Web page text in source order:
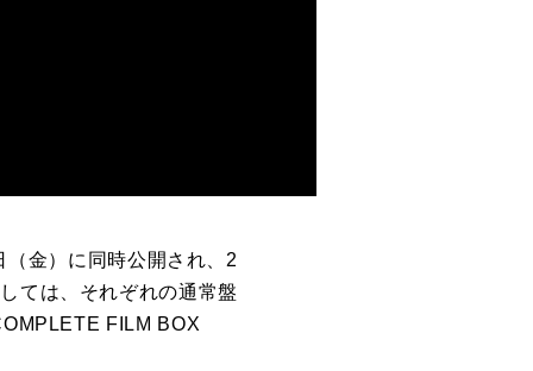
金）に同時公開され、2
ては、それぞれの通常盤
FILM BOX